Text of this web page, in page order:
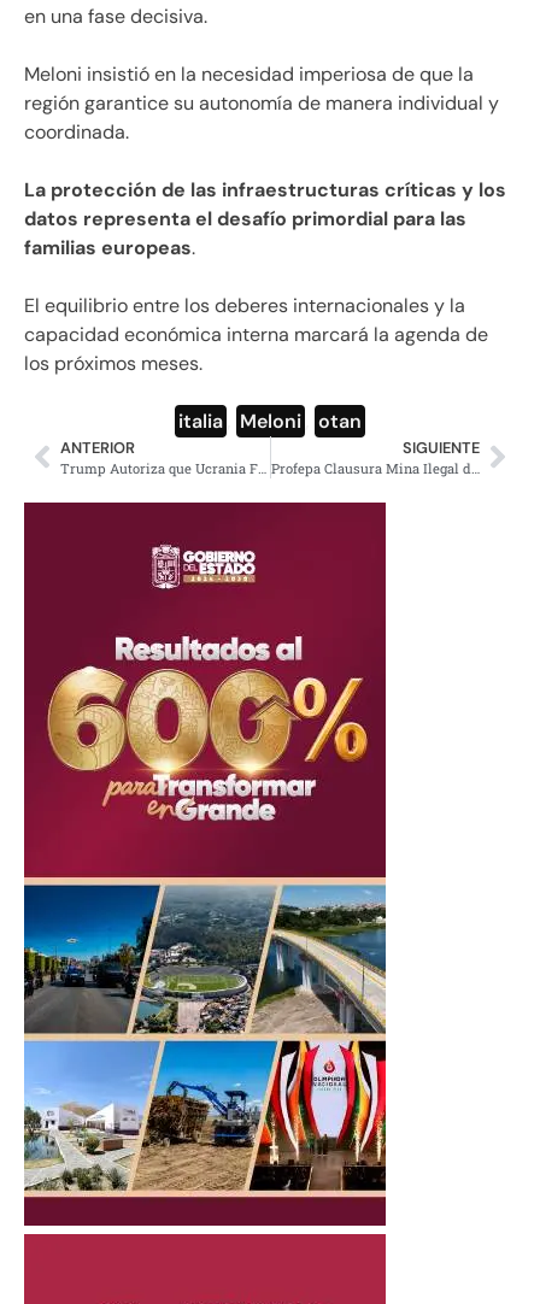
en una fase decisiva.
Meloni insistió en la necesidad imperiosa de que la
región garantice su autonomía de manera individual y
coordinada.
La protección de las infraestructuras críticas y los
datos representa el desafío primordial para las
familias europeas.
El equilibrio entre los deberes internacionales y la
capacidad económica interna marcará la agenda de
los próximos meses.
italia Meloni otan
ANTERIOR SIGUIENTE